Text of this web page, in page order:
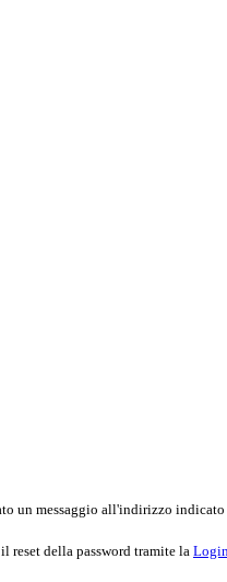
un messaggio all'indirizzo
reset della password tramite la